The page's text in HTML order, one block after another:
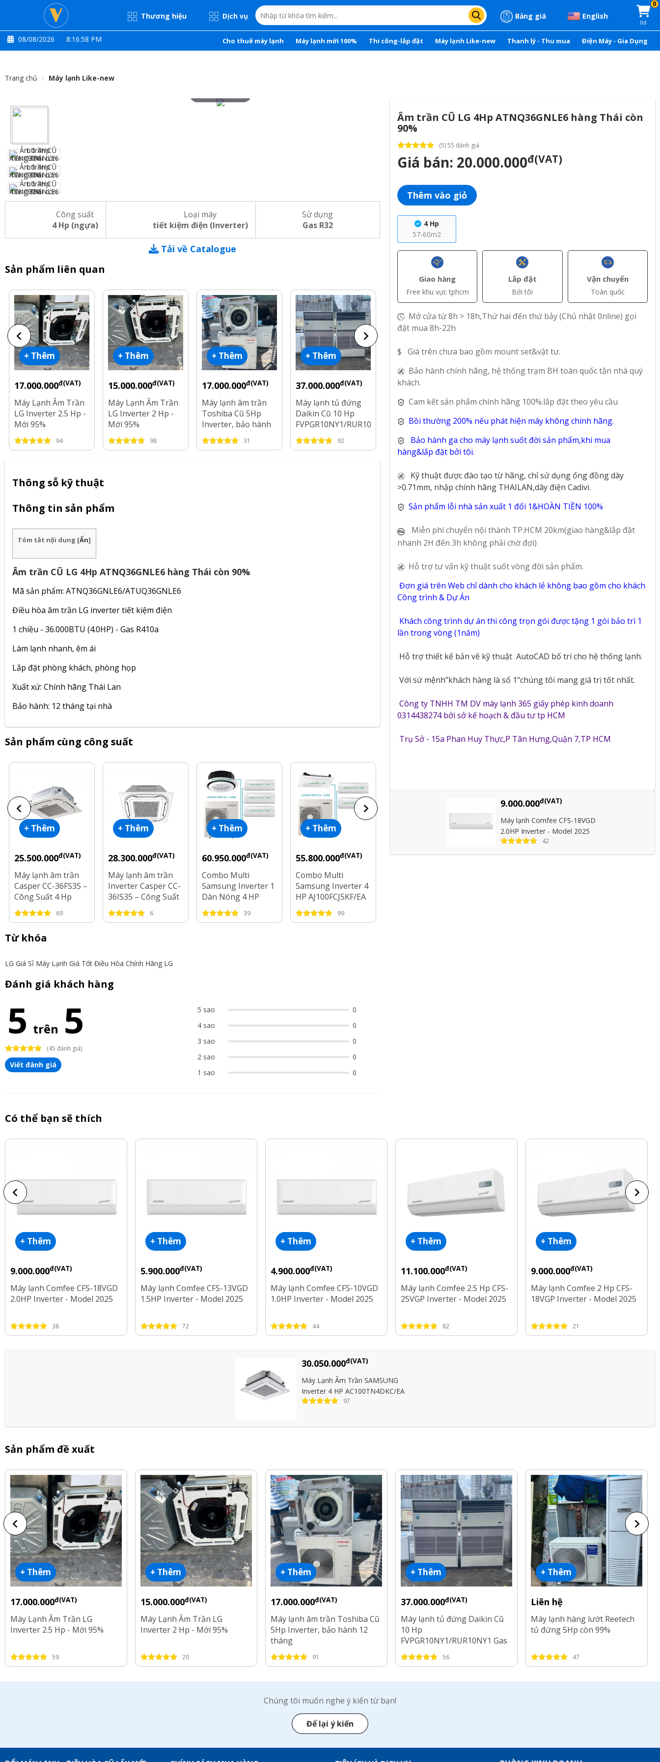
Thương hiệu Dịch vụ Bảng giá English
0
0đ
08/08/2026 8:16:59 PM Cho thuê máy lạnh Máy lạnh mới 100% Thi công-lắp đặt Máy lạnh Like-new Thanh lý - Thu mua Điện Máy - Gia Dụng
Trang chủ Máy lạnh Like-new
Công suất
4 Hp (ngựa)
Loại máy
tiết kiệm điện (Inverter)
Sử dụng
Gas R32
Tải về Catalogue
Sản phẩm liên quan
+ Thêm
17.000.000đ(VAT)
Máy Lạnh Âm Trần
LG Inverter 2.5 Hp -
Mới 95%
94
+ Thêm
15.000.000đ(VAT)
Máy Lạnh Âm Trần
LG Inverter 2 Hp -
Mới 95%
98
+ Thêm
17.000.000đ(VAT)
Máy lạnh âm trần
Toshiba Cũ 5Hp
Inverter, bảo hành
12 tháng
31
+ Thêm
37.000.000đ(VAT)
Máy lạnh tủ đứng
Daikin Cũ 10 Hp
FVPGR10NY1/RUR10NY1
Gas R410a
92
+ Thêm
Liên hệ
Máy lạnh hàng lướt
5Hp còn 99%
72
+ Thêm
Máy lạnh hàng lướt
inverter còn 99%
60
Máy lạnh hàng lướt
5.5Hp inverter còn
99%
Thông sỗ kỹ thuật
Thông tin sản phẩm
Tóm tắt nội dung [Ẩn]
Âm trần CŨ LG 4Hp ATNQ36GNLE6 hàng Thái còn 90%
Mã sản phẩm: ATNQ36GNLE6/ATUQ36GNLE6
Điều hòa âm trần LG inverter tiết kiệm điện
1 chiều - 36.000BTU (4.0HP) - Gas R410a
Làm lạnh nhanh, êm ái
Lắp đặt phòng khách, phòng họp
Xuất xứ: Chính hãng Thái Lan
Bảo hành: 12 tháng tại nhà
Sản phẩm cùng công suất
+ Thêm
25.500.000đ(VAT)
Máy lạnh âm trần
Casper CC-36FS35 –
Công Suất 4 Hp
69
+ Thêm
28.300.000đ(VAT)
Máy lạnh âm trần
Inverter Casper CC-
36IS35 – Công Suất
4 Hp
6
+ Thêm
60.950.000đ(VAT)
Combo Multi
Samsung Inverter 1
Dàn Nóng 4 HP
AJ100FCJ5KF/EA + 4
Dàn Lạnh 1 HP - 2
39
+ Thêm
55.800.000đ(VAT)
Combo Multi
Samsung Inverter 4
HP AJ100FCJ5KF/EA
+ 3 Dàn Lạnh 1 HP -
1.5 HP - 2.5 HP
99
50.450.000đ(VAT)
+ Thêm
48.050.000đ(VAT)
+ Thêm
60.200.000đ(VAT)
Từ khóa
LG Giá Sỉ Máy Lạnh Giá Tốt Điều Hòa Chính Hãng LG
Đánh giá khách hàng
5 trên 5
(45 đánh giá)
Viết đánh giá
5 sao
0
4 sao
0
3 sao
0
2 sao
0
1 sao
0
Âm trần CŨ LG 4Hp ATNQ36GNLE6 hàng Thái còn
90%
(5) 55 đánh giá
Giá bán: 20.000.000đ(VAT)
Thêm vào giỏ
4 Hp
57-60m2
Giao hàng
Free khu vực tphcm
Lắp đặt
Bởi tôi
Vận chuyển
Toàn quốc
Mở cửa từ 8h > 18h,Thứ hai đến thứ bảy (Chủ nhật 0nline) gọi
đặt mua 8h-22h
$ Giá trên chưa bao gồm mount set&vật tư.
Bảo hành chính hãng, hệ thống trạm BH toàn quốc tận nhà quý
khách.
Cam kết sản phẩm chính hãng 100%.lắp đặt theo yêu cầu
Bồi thường 200% nếu phát hiện máy không chính hãng.
Bảo hành ga cho máy lạnh suốt đời sản phẩm,khi mua
hàng&lắp đặt bởi tôi.
Kỹ thuật được đào tạo từ hãng, chỉ sử dụng ống đồng dày
>0.71mm, nhập chính hãng THAILAN,dây điện Cadivi.
Sản phẩm lỗi nhà sản xuất 1 đổi 1&HOÀN TIỀN 100%
Miễn phí chuyển nội thành TP.HCM 20km(giao hàng&lắp đặt
nhanh 2H đến 3h không phải chờ đợi)
Hỗ trợ tư vấn kỹ thuật suốt vòng đời sản phẩm.
Đơn giá trên Web chỉ dành cho khách lẻ không bao gồm cho khách
Công trình & Dự Án
Khách công trình dự án thi công trọn gói được tặng 1 gói bảo trì 1
lần trong vòng (1năm)
Hỗ trợ thiết kế bản vẽ kỹ thuật AutoCAD bố trí cho hệ thống lạnh.
Với sứ mệnh"khách hàng là số 1"chúng tôi mang giá trị tốt nhất.
Công ty TNHH TM DV máy lạnh 365 giấy phép kinh doanh
0314438274 bởi sở kế hoạch & đầu tư tp HCM
Trụ Sở - 15a Phan Huy Thực,P Tân Hưng,Quận 7,TP HCM
9.000.000đ(VAT)
Máy lạnh Comfee CFS-18VGD
2.0HP Inverter - Model 2025
42
Có thể bạn sẽ thích
+ Thêm
9.000.000đ(VAT)
Máy lạnh Comfee CFS-18VGD
2.0HP Inverter - Model 2025
38
+ Thêm
5.900.000đ(VAT)
Máy lạnh Comfee CFS-13VGD
1.5HP Inverter - Model 2025
72
+ Thêm
4.900.000đ(VAT)
Máy lạnh Comfee CFS-10VGD
1.0HP Inverter - Model 2025
44
+ Thêm
11.100.000đ(VAT)
Máy lạnh Comfee 2.5 Hp CFS-
25VGP Inverter - Model 2025
82
+ Thêm
9.000.000đ(VAT)
Máy lạnh Comfee 2 Hp CFS-
18VGP Inverter - Model 2025
21
30.050.000đ(VAT)
Máy Lạnh Âm Trần SAMSUNG
Inverter 4 HP AC100TN4DKC/EA
97
Sản phẩm đề xuất
+ Thêm
17.000.000đ(VAT)
Máy Lạnh Âm Trần LG
Inverter 2.5 Hp - Mới 95%
59
+ Thêm
15.000.000đ(VAT)
Máy Lạnh Âm Trần LG
Inverter 2 Hp - Mới 95%
20
+ Thêm
17.000.000đ(VAT)
Máy lạnh âm trần Toshiba Cũ
5Hp Inverter, bảo hành 12
tháng
91
+ Thêm
37.000.000đ(VAT)
Máy lạnh tủ đứng Daikin Cũ
10 Hp
FVPGR10NY1/RUR10NY1 Gas
R410a
56
+ Thêm
Liên hệ
Máy lạnh hàng lướt Reetech
tủ đứng 5Hp còn 99%
47
Chúng tôi muốn nghe ý kiến từ bạn!
Để lại ý kiến